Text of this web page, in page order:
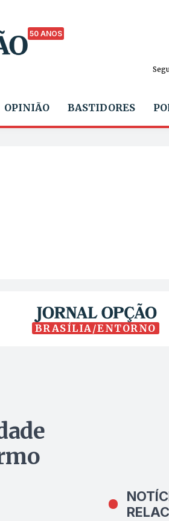
50 ANOS
OPINIÃO BASTIDORES
BRASÍLIA/ENTORNO